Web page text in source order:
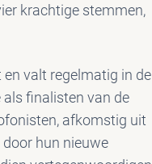
krachtige stemmen,
valt regelmatig in de
finalisten van de
afkomstig uit
hun nieuwe